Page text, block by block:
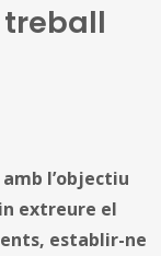
l’objectiu
extreure el
establir-ne